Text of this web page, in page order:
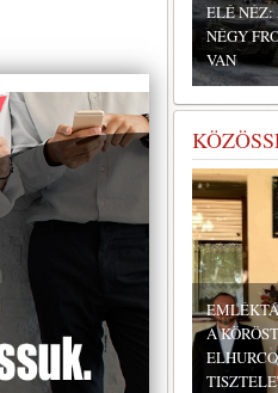
ELÉ NÉZ:
NÉGY
VAN
EMLÉKTÁBLÁT
A KÖRÖSTARCSÁRÓL
ELHURCOLT ZSIDÓSÁG
TISZTELETÉRE